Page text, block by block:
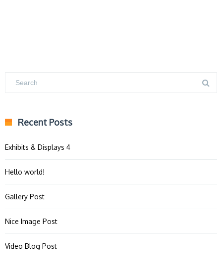
Recent Posts
Exhibits & Displays 4
Hello world!
Gallery Post
Nice Image Post
Video Blog Post